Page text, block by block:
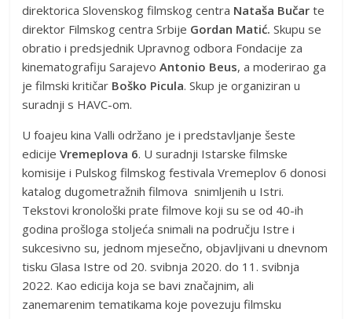
direktorica Slovenskog filmskog centra Nataša Bučar te
direktor Filmskog centra Srbije Gordan Matić.Skupu se
obratio i predsjednik Upravnog odbora Fondacije za
kinematografiju SarajevoAntonio Beus, a moderirao ga
je filmski kritičar Boško Picula. Skup je organiziran u
suradnji s HAVC-om.
U foajeu kina Valli održano je i predstavljanje šeste
edicijeVremeplova 6. U suradnji Istarske filmske
komisije i Pulskog filmskog festivala Vremeplov 6 donosi
katalog dugometražnih filmova snimljenih u Istri.
Tekstovi kronološki prate filmove koji su se od 40-ih
godina prošloga stoljeća snimali na području Istre i
sukcesivno su, jednom mjesečno, objavljivani u dnevnom
tisku Glasa Istre od 20. svibnja 2020. do 11. svibnja
2022. Kao edicija koja se bavi značajnim, ali
zanemarenim tematikama koje povezuju filmsku